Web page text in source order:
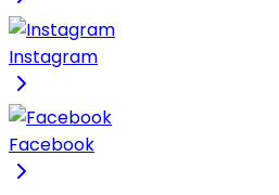
Instagram
Facebook